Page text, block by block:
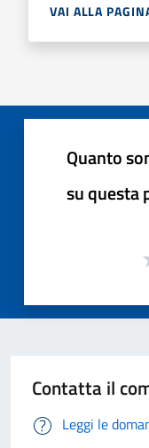
VAI ALLA
Quanto
su questa
Contatta il
Leggi le